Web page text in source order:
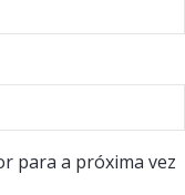
para a próxima vez